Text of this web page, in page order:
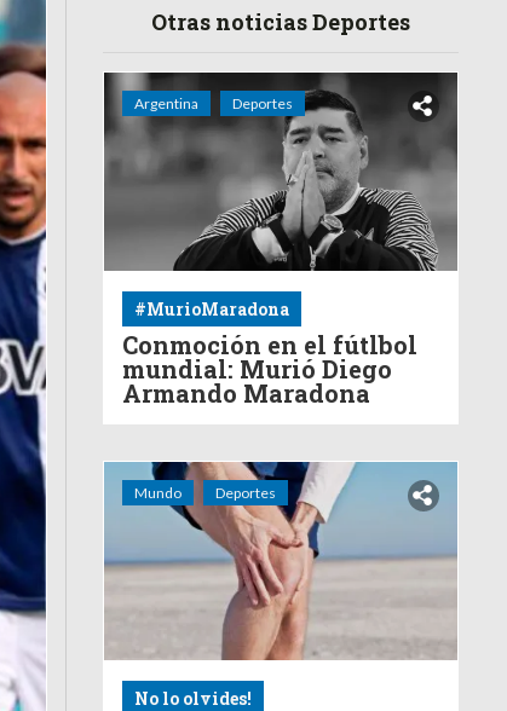
Otras noticias Deportes
Argentina Deportes
#MurioMaradona
Conmoción en el fútlbol
mundial: Murió Diego
Armando Maradona
Mundo Deportes
No lo olvides!